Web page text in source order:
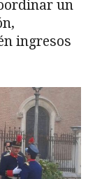
un
ingresos